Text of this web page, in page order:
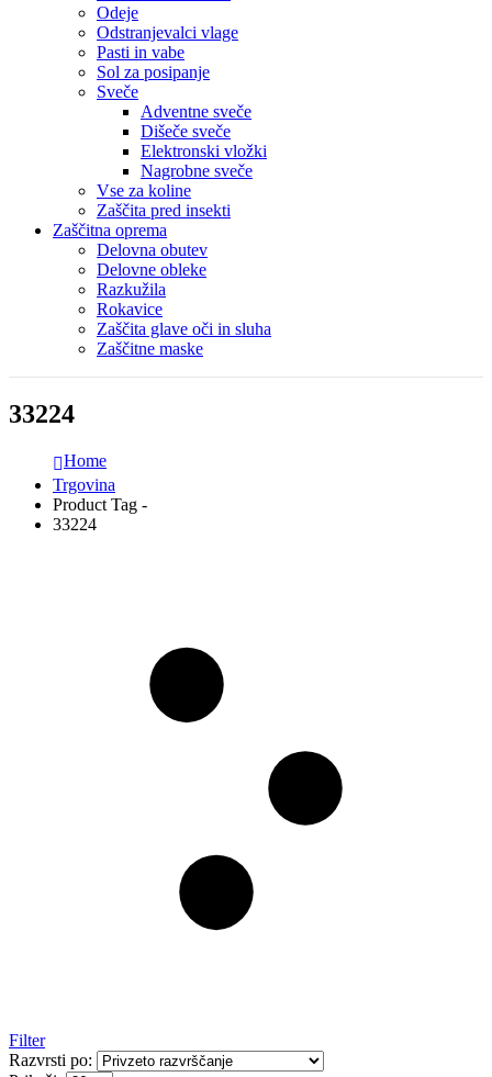
Odeje
Odstranjevalci vlage
Pasti in vabe
Sol za posipanje
Sveče
Adventne sveče
Dišeče sveče
Elektronski vložki
Nagrobne sveče
Vse za koline
Zaščita pred insekti
Zaščitna oprema
Delovna obutev
Delovne obleke
Razkužila
Rokavice
Zaščita glave oči in sluha
Zaščitne maske
33224
Home
Trgovina
Product Tag -
33224
Filter
Razvrsti po: